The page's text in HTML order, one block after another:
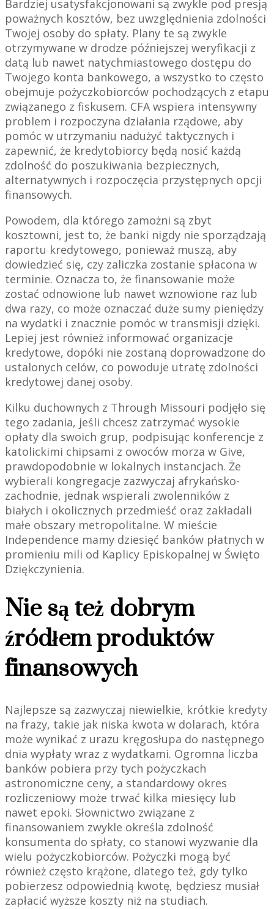
Bardziej usatysfakcjonowani są zwykle pod presją
poważnych kosztów, bez uwzględnienia zdolności
Twojej osoby do spłaty. Plany te są zwykle
otrzymywane w drodze późniejszej weryfikacji z
datą lub nawet natychmiastowego dostępu do
Twojego konta bankowego, a wszystko to często
obejmuje pożyczkobiorców pochodzących z etapu
związanego z fiskusem. CFA wspiera intensywny
problem i rozpoczyna działania rządowe, aby
pomóc w utrzymaniu nadużyć taktycznych i
zapewnić, że kredytobiorcy będą nosić każdą
zdolność do poszukiwania bezpiecznych,
alternatywnych i rozpoczęcia przystępnych opcji
finansowych.
Powodem, dla którego zamożni są zbyt
kosztowni, jest to, że banki nigdy nie sporządzają
raportu kredytowego, ponieważ muszą, aby
dowiedzieć się, czy zaliczka zostanie spłacona w
terminie. Oznacza to, że finansowanie może
zostać odnowione lub nawet wznowione raz lub
dwa razy, co może oznaczać duże sumy pieniędzy
na wydatki i znacznie pomóc w transmisji dzięki.
Lepiej jest również informować organizacje
kredytowe, dopóki nie zostaną doprowadzone do
ustalonych celów, co powoduje utratę zdolności
kredytowej danej osoby.
Kilku duchownych z Through Missouri podjęło się
tego zadania, jeśli chcesz zatrzymać wysokie
opłaty dla swoich grup, podpisując konferencje z
katolickimi chipsami z owoców morza w Give,
prawdopodobnie w lokalnych instancjach. Że
wybierali kongregacje zazwyczaj afrykańsko-
zachodnie, jednak wspierali zwolenników z
białych i okolicznych przedmieść oraz zakładali
małe obszary metropolitalne. W mieście
Independence mamy dziesięć banków płatnych w
promieniu mili od Kaplicy Episkopalnej w Święto
Dziękczynienia.
Nie są też dobrym
źródłem produktów
finansowych
Najlepsze są zazwyczaj niewielkie, krótkie kredyty
na frazy, takie jak niska kwota w dolarach, która
może wynikać z urazu kręgosłupa do następnego
dnia wypłaty wraz z wydatkami. Ogromna liczba
banków pobiera przy tych pożyczkach
astronomiczne ceny, a standardowy okres
rozliczeniowy może trwać kilka miesięcy lub
nawet epoki. Słownictwo związane z
finansowaniem zwykle określa zdolność
konsumenta do spłaty, co stanowi wyzwanie dla
wielu pożyczkobiorców. Pożyczki mogą być
również często krążone, dlatego też, gdy tylko
pobierzesz odpowiednią kwotę, będziesz musiał
zapłacić wyższe koszty niż na studiach.